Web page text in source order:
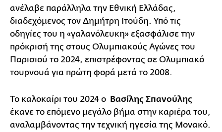
ανέλαβε παράλληλα την Εθνική Ελλάδας,
διαδεχόμενος τον Δημήτρη Ιτούδη. Υπό τις
οδηγίες του η «γαλανόλευκη» εξασφάλισε την
πρόκρισή της στους Ολυμπιακούς Αγώνες του
Παρισιού το 2024, επιστρέφοντας σε Ολυμπιακό
τουρνουά για πρώτη φορά μετά το 2008.
Το καλοκαίρι του 2024 ο Βασίλης Σπανούλης
έκανε το επόμενο μεγάλο βήμα στην καριέρα του,
αναλαμβάνοντας την τεχνική ηγεσία της Μονακό.